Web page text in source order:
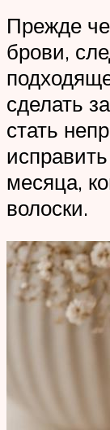
Прежде
брови,
сделать
стать
месяца,
волоски.